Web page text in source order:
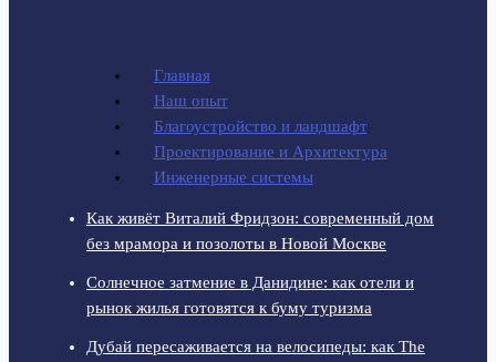
Главная
Наш опыт
Благоустройство и ландшафт
Проектирование и Архитектура
Инженерные системы
Как живёт Виталий Фридзон: современный дом
без мрамора и позолоты в Новой Москве
Солнечное затмение в Данидине: как отели и
рынок жилья готовятся к буму туризма
Дубай пересаживается на велосипеды: как The